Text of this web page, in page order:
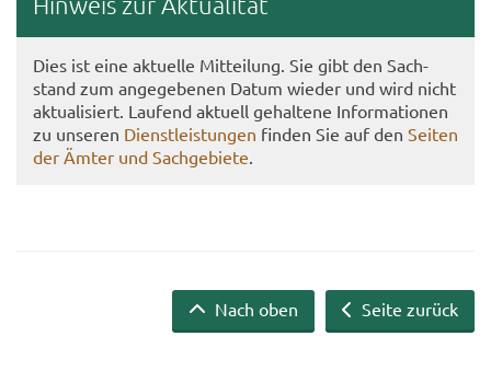
Dies ist eine ak­tu­el­le Mit­tei­lung. Sie gibt den Sach­
stand zum an­ge­ge­be­nen Datum wie­der und wird nicht
ak­tua­li­siert. Lau­fend ak­tu­ell ge­hal­te­ne In­for­ma­tio­nen
zu un­se­ren Dienst­leis­tun­gen fin­den Sie auf den Sei­ten
der Ämter und Sach­ge­bie­te
Seite zurück
Nach oben